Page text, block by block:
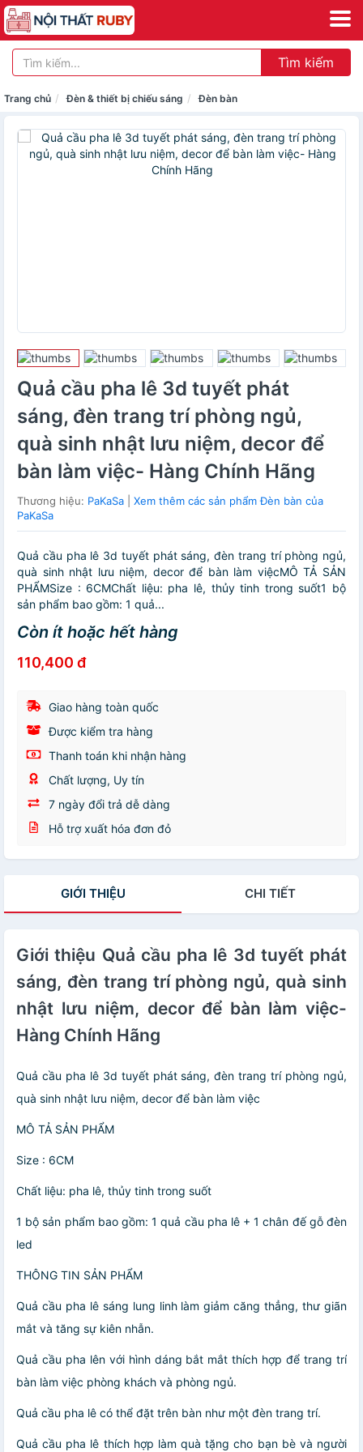
Tìm kiếm
Trang chủ Đèn & thiết bị chiếu sáng Đèn bàn
Quả cầu pha lê 3d tuyết phát
sáng, đèn trang trí phòng ngủ,
quà sinh nhật lưu niệm, decor để
bàn làm việc- Hàng Chính Hãng
Thương hiệu: PaKaSa
Xem thêm các sản phẩm Đèn bàn của
PaKaSa
Quả cầu pha lê 3d tuyết phát sáng, đèn trang trí phòng ngủ,
quà sinh nhật lưu niệm, decor để bàn làm việcMÔ TẢ SẢN
PHẨMSize : 6CMChất liệu: pha lê, thủy tinh trong suốt1 bộ
sản phẩm bao gồm: 1 quả...
Còn ít hoặc hết hàng
110,400 đ
Giao hàng toàn quốc
Được kiểm tra hàng
Thanh toán khi nhận hàng
Chất lượng, Uy tín
7 ngày đổi trả dễ dàng
Hỗ trợ xuất hóa đơn đỏ
GIỚI THIỆU CHI TIẾT
Giới thiệu Quả cầu pha lê 3d tuyết phát
sáng, đèn trang trí phòng ngủ, quà sinh
nhật lưu niệm, decor để bàn làm việc-
Hàng Chính Hãng
Quả cầu pha lê 3d tuyết phát sáng, đèn trang trí phòng ngủ,
quà sinh nhật lưu niệm, decor để bàn làm việc
MÔ TẢ SẢN PHẨM
Size : 6CM
Chất liệu: pha lê, thủy tinh trong suốt
1 bộ sản phẩm bao gồm: 1 quả cầu pha lê + 1 chân đế gỗ đèn
led
THÔNG TIN SẢN PHẨM
Quả cầu pha lê sáng lung linh làm giảm căng thẳng, thư giãn
mắt và tăng sự kiên nhẫn.
Quả cầu pha lên với hình dáng bắt mắt thích hợp để trang trí
bàn làm việc phòng khách và phòng ngủ.
Quả cầu pha lê có thể đặt trên bàn như một đèn trang trí.
Quả cầu pha lê thích hợp làm quà tặng cho bạn bè và người